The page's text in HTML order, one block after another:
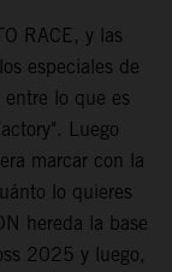
RACE, y las
especiales de
lo que es
Luego
marcar con la
lo quieres
hereda la base
2025 y luego,